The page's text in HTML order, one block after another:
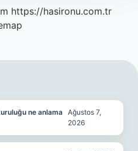
https://hasironu.com.tr
ne anlama Ağustos 7,
2026